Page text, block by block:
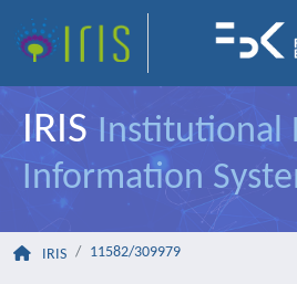
IRIS Institutional
Information
IRIS 11582/309979